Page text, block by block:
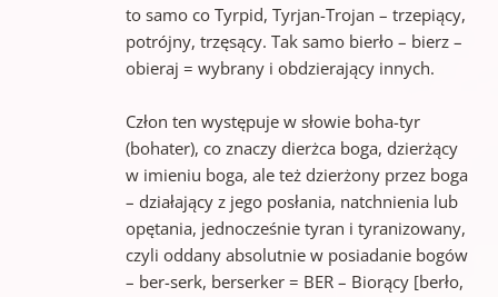
to samo co Tyrpid, Tyrjan-Trojan – trzepiący,
potrójny, trzęsący. Tak samo bierło – bierz –
obieraj = wybrany i obdzierający innych.
Człon ten występuje w słowie boha-tyr
(bohater), co znaczy dierżca boga, dzierżący
w imieniu boga, ale też dzierżony przez boga
– działający z jego posłania, natchnienia lub
opętania, jednocześnie tyran i tyranizowany,
czyli oddany absolutnie w posiadanie bogów
– ber-serk, berserker = BER – Biorący [berło,